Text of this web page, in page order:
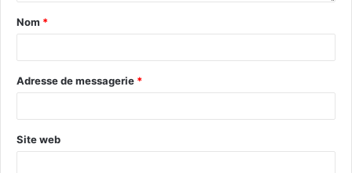
Nom *
Adresse de messagerie *
Site web